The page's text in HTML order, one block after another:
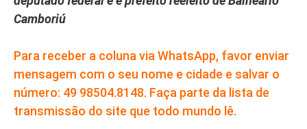
Camboriú
Para receber a coluna via WhatsApp, favor enviar
mensagem com o seu nome e cidade e salvar o
número: 49 98504.8148. Faça parte da lista de
transmissão do site que todo mundo lê.